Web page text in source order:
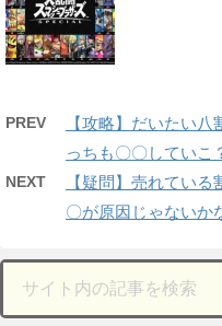
PREV
【攻略】だいたい
っちも〇〇していこ
NEXT
【疑問】売れてい
〇が原因じゃないか